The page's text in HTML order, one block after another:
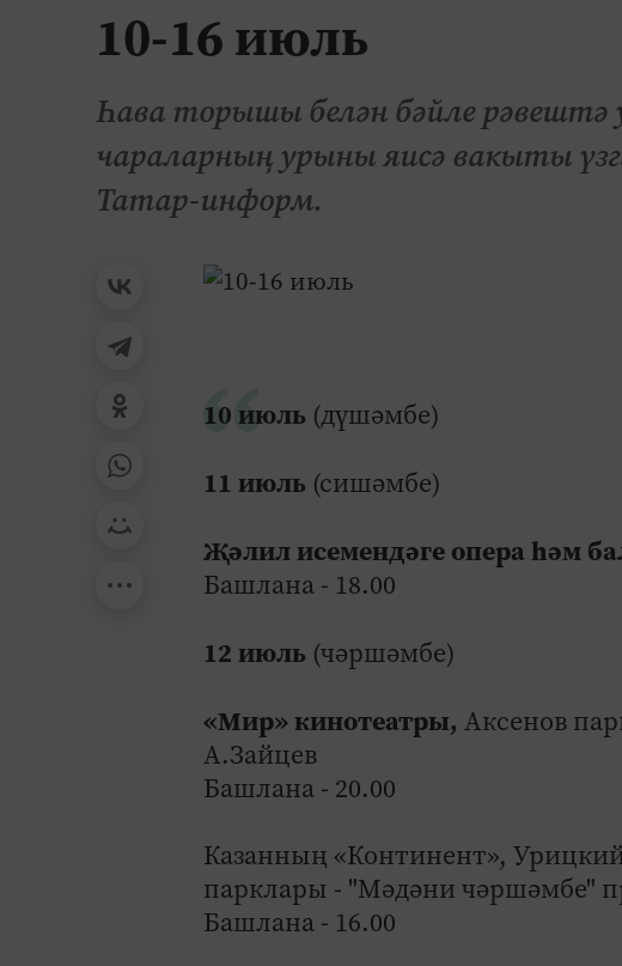
10-16 июль
Һава торышы белән бәйле
чараларның урыны яисә вакыты
Татар-информ.
10 июль (дүшәмбе)
11 июль (сишәмбе)
Җәлил исемендәге опера һәм
Башлана - 18.00
12 июль (чәршәмбе)
«Мир» кинотеатры, Аксенов
А.Зайцев
Башлана - 20.00
Казанның «Континент»,
парклары - "Мәдәни чәршәмбе"
Башлана - 16.00